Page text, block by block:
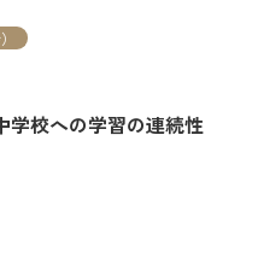
学校への学習の連続性